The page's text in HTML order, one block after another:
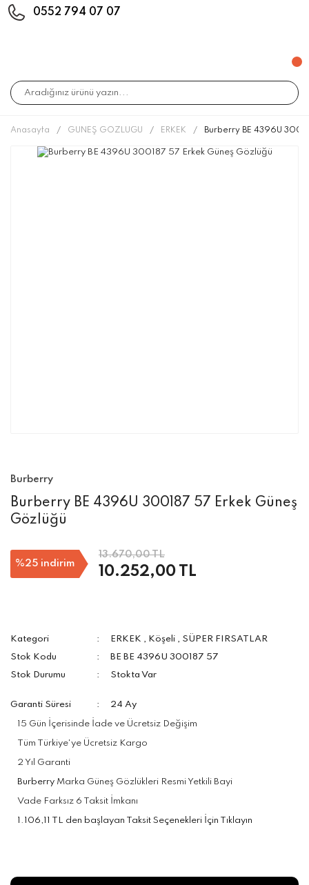
0552 794 07 07
Anasayfa GÜNEŞ GÖZLÜĞÜ ERKEK Burberry BE 4396U
Burberry
Burberry BE 4396U 300187 57 Erkek Güneş
Gözlüğü
%25 indirim
13.670,00 TL
10.252,00 TL
Kategori ERKEK , Köşeli , SÜPER FIRSATLAR
Stok Kodu
BE BE 4396U 300187 57
Stok Durumu
Stokta Var
Garanti Süresi 24 Ay
15 Gün İçerisinde İade ve Ücretsiz Değişim
Tüm Türkiye'ye Ücretsiz Kargo
2 Yıl Garanti
Burberry Marka Güneş Gözlükleri Resmi Yetkili Bayi
Vade Farksız 6 Taksit İmkanı
1.106,11 TL den başlayan Taksit Seçenekleri İçin Tıklayın